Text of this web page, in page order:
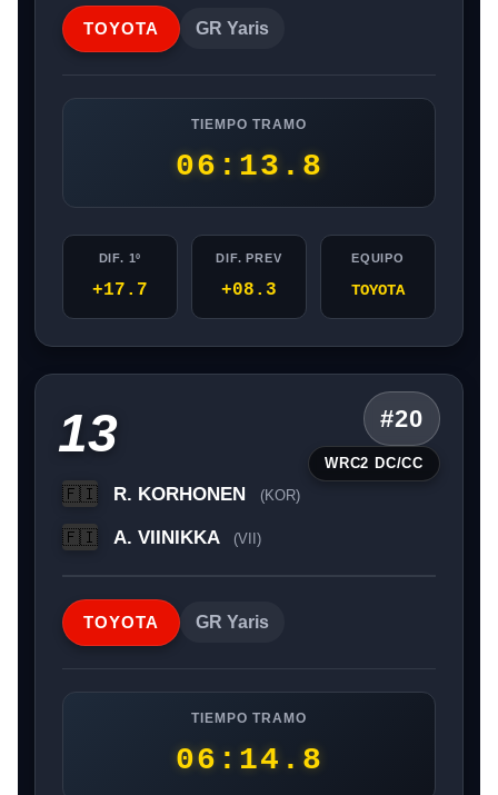
TOYOTA GR Yaris
TIEMPO TRAMO
06:13.8
DIF. 1º
+17.7
DIF. PREV
+08.3
EQUIPO
TOYOTA
13 #20
WRC2 DC/CC
🇫🇮 R. KORHONEN (KOR)
🇫🇮 A. VIINIKKA (VII)
TOYOTA GR Yaris
TIEMPO TRAMO
06:14.8